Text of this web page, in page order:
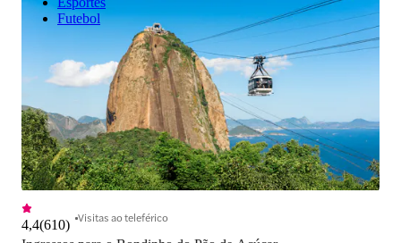
Futebol
4,4(610) Visitas ao teleférico